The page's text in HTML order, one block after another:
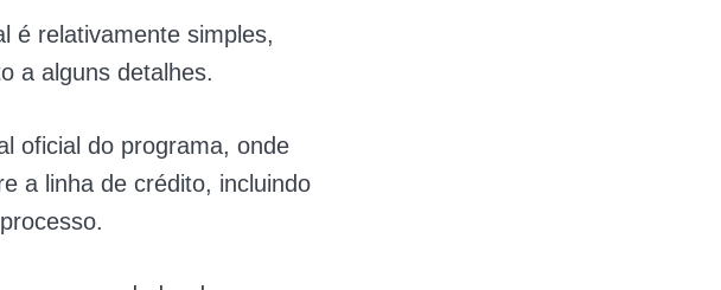
é relativamente simples,
a alguns detalhes.
oficial do programa, onde
a linha de crédito, incluindo